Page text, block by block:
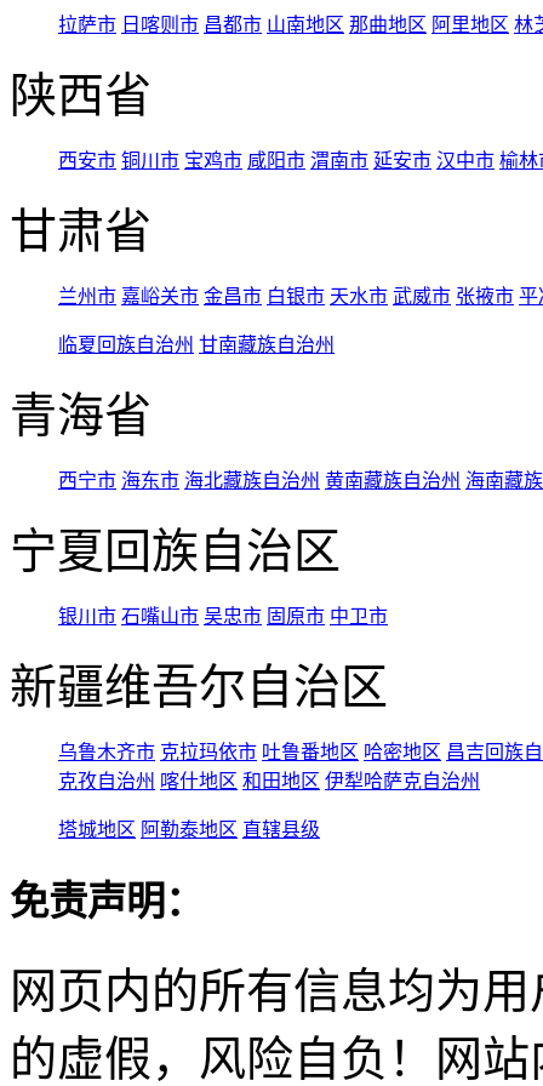
拉萨市 日喀则市 昌都市 山南地区 那曲地区 阿里地区 林
陕西省
西安市 铜川市 宝鸡市 咸阳市 渭南市 延安市 汉中市 榆林
甘肃省
兰州市 嘉峪关市 金昌市 白银市 天水市 武威市 张掖市 平
临夏回族自治州 甘南藏族自治州
青海省
西宁市 海东市 海北藏族自治州 黄南藏族自治州 海南藏
宁夏回族自治区
银川市 石嘴山市 吴忠市 固原市 中卫市
新疆维吾尔自治区
乌鲁木齐市 克拉玛依市 吐鲁番地区 哈密地区 昌吉回族
克孜自治州 喀什地区 和田地区 伊犁哈萨克自治州
塔城地区 阿勒泰地区 直辖县级
免责声明：
网页内的所有信息均为
的虚假，风险自负！网